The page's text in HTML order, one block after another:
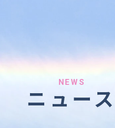
コンテンツ提供
その他の情報提供
NEWS
ニュース